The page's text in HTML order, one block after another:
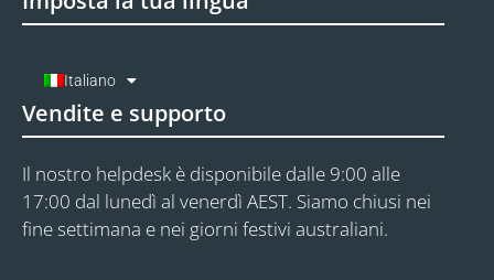
Italiano
Vendite e supporto
Il nostro helpdesk è disponibile dalle 9:00 alle
17:00 dal lunedì al venerdì AEST. Siamo chiusi nei
fine settimana e nei giorni festivi australiani.